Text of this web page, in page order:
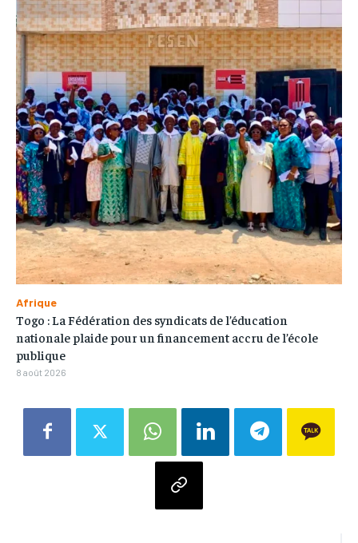
Afrique
Togo : La Fédération des syndicats de l’éducation
nationale plaide pour un financement accru de l’école
publique
8 août 2026